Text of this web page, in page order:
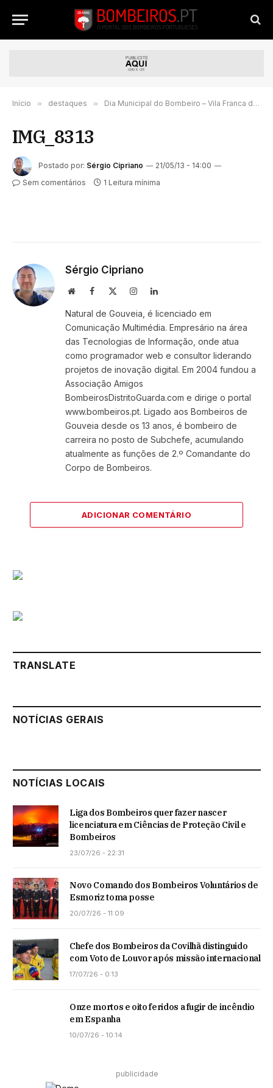
Início » destaques » Dia Municipal do Bombeiro – Vila Franca de Xira
IMG_8313
Postado por: Sérgio Cipriano
21/05/13 - 14:00
Sem comentários
1 Leitura mínima
Sérgio Cipriano
WebsiteFacebook InstagramLinkedIn
Natural de Gouveia, é licenciado em
Comunicação Multimédia. Empresário na área
das Tecnologias de Informação, onde atua
como programador web e consultor liderando
projetos de inovação digital. Em 2004 fundou a
Associação Amigos
BombeirosDistritoGuarda.com e dirige o portal
www.bombeiros.pt. Ligado aos Bombeiros de
Gouveia desde os 13 anos, é bombeiro de
carreira no posto de Subchefe, acumulando
atualmente as funções de 2.º Comandante do
Corpo de Bombeiros.
ADICIONAR COMENTÁRIO
TRANSLATE
NOTÍCIAS GERAIS
NOTÍCIAS LOCAIS
Liga dos Bombeiros quer fazer nascer
licenciatura em Ciências de Proteção Civil e
Bombeiros
23/07/26 - 22:31
Novo Comando dos Bombeiros Voluntários de
Esmoriz toma posse
20/07/26 - 11:09
Chefe dos Bombeiros da Covilhã distinguido
com Voto de Louvor após missão internacional
17/07/26 - 0:13
Onze mortos e oito feridos a fugir de incêndio
em Espanha
10/07/26 - 10:14
publicidade